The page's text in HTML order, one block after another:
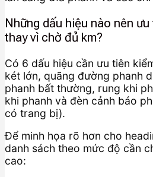
Những dấu hiệu nào nên
thay vì chờ đủ km?
Có 6 dấu hiệu cần ưu tiên
két lớn, quãng đường phanh
phanh bất thường, rung khi
khi phanh và đèn cảnh báo
có trang bị).
Để minh họa rõ hơn cho
danh sách theo mức độ cần
cao: